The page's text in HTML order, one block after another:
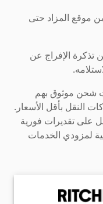
موقع المزاد حتى
الإفراج عن
شحن موثوق بهم
النقل بأقل الأسعار.
على تقديرات فورية
لمزودي الخدمات